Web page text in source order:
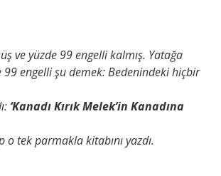
ve yüzde 99 engelli kalmış. Yatağa
99 engelli şu demek: Bedenindeki hiçbir
‘Kanadı Kırık Melek’in Kanadına
tek parmakla kitabını yazdı.